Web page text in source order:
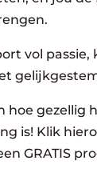
vol
hoe gezellig
is! Klik
GRATIS